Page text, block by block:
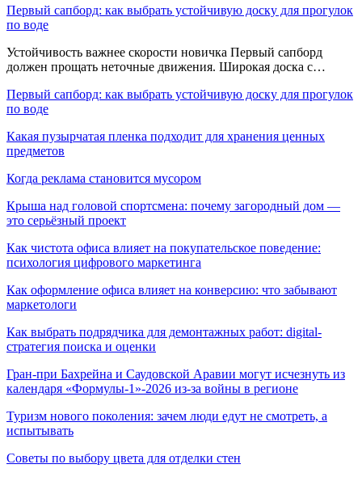
Первый сапборд: как выбрать устойчивую доску для прогулок
по воде
Устойчивость важнее скорости новичка Первый сапборд
должен прощать неточные движения. Широкая доска с…
Первый сапборд: как выбрать устойчивую доску для прогулок
по воде
Какая пузырчатая пленка подходит для хранения ценных
предметов
Когда реклама становится мусором
Крыша над головой спортсмена: почему загородный дом —
это серьёзный проект
Как чистота офиса влияет на покупательское поведение:
психология цифрового маркетинга
Как оформление офиса влияет на конверсию: что забывают
маркетологи
Как выбрать подрядчика для демонтажных работ: digital-
стратегия поиска и оценки
Гран-при Бахрейна и Саудовской Аравии могут исчезнуть из
календаря «Формулы-1»-2026 из-за войны в регионе
Туризм нового поколения: зачем люди едут не смотреть, а
испытывать
Советы по выбору цвета для отделки стен